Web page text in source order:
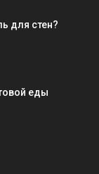
для стен?
еды